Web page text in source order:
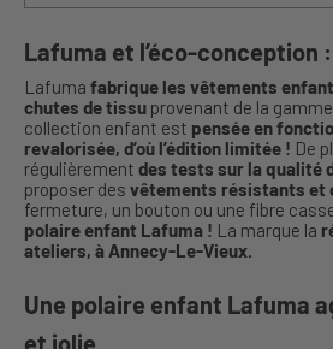
Lafuma et l’éco-conception
Lafuma fabrique les vêtements
chutes de tissu provenant de la
collection enfant est pensée en
revalorisée, d’où l’édition limitée ! De
régulièrement des tests sur la qualité
proposer des vêtements résistants et
fermeture, un bouton ou une fibre
polaire enfant Lafuma ! La marque la
ateliers, à Annecy-Le-Vieux.
Une polaire enfant Lafuma
et jolie